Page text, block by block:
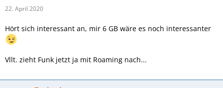
22. April 2020
Hört sich interessant an, mir 6 GB wäre es noch interessanter
Vllt. zieht Funk jetzt ja mit Roaming nach...